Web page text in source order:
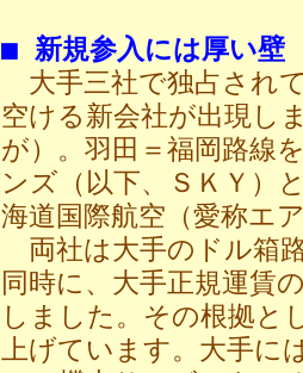
■ 新規参入には厚い壁
大手三社で独占され
空ける新会社が出現し
が）。羽田＝福岡路線
ンズ（以下、ＳＫＹ）
海道国際航空（愛称エ
両社は大手のドル箱
同時に、大手正規運賃
しました。その根拠と
上げています。大手